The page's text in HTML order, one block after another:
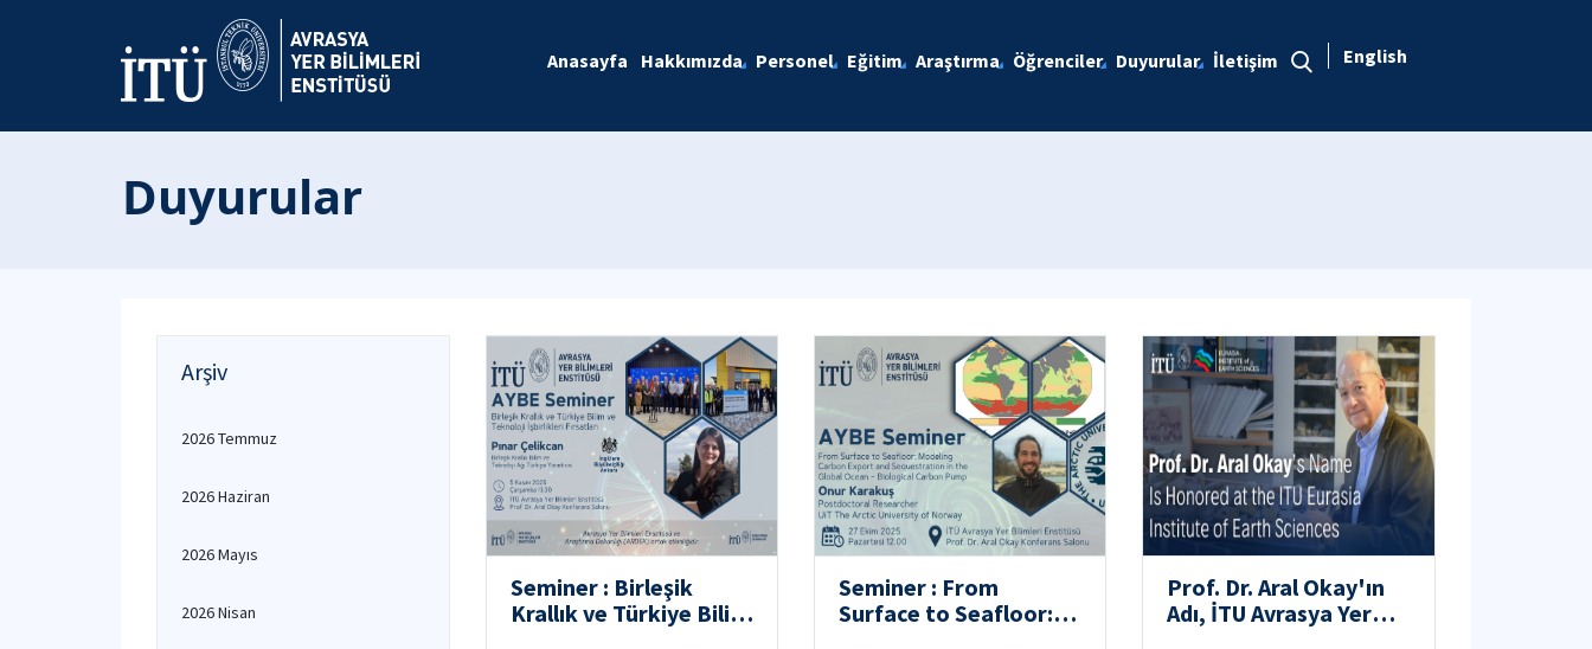
Anasayfa Hakkımızda Personel Eğitim Araştırma Öğrenciler Duyurular İletişim English
Duyurular
Arşiv
2026 Temmuz
2026 Haziran
2026 Mayıs
2026 Nisan
Seminer : Birleşik
Krallık ve Türkiye Bilim
Seminer : From
Surface to Seafloor:
Prof. Dr. Aral Okay'ın
Adı, İTU Avrasya Yer